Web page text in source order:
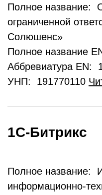
Полное название:
ограниченной
Солюшенс»
Полное название
Аббревиатура EN:
УНП: 191770110
1С-Битрикс
Полное название:
информационно-